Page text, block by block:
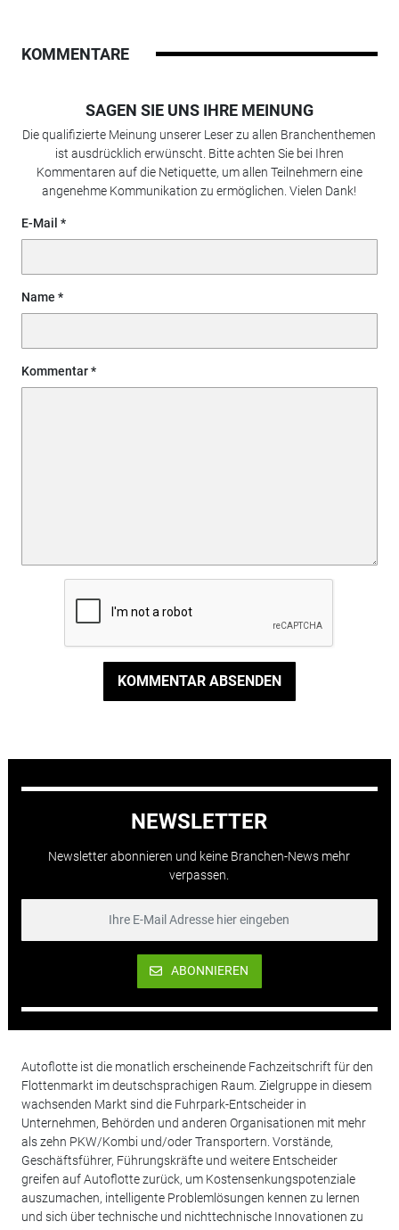
KOMMENTARE
SAGEN SIE UNS IHRE MEINUNG
Die qualifizierte Meinung unserer Leser zu allen Branchenthemen
ist ausdrücklich erwünscht. Bitte achten Sie bei Ihren
Kommentaren auf die Netiquette, um allen Teilnehmern eine
angenehme Kommunikation zu ermöglichen. Vielen Dank!
E-Mail
Name
Kommentar
KOMMENTAR ABSENDEN
NEWSLETTER
Newsletter abonnieren und keine Branchen-News mehr
verpassen.
ABONNIEREN
Autoflotte ist die monatlich erscheinende Fachzeitschrift für den
Flottenmarkt im deutschsprachigen Raum. Zielgruppe in diesem
wachsenden Markt sind die Fuhrpark-Entscheider in
Unternehmen, Behörden und anderen Organisationen mit mehr
als zehn PKW/Kombi und/oder Transportern. Vorstände,
Geschäftsführer, Führungskräfte und weitere Entscheider
greifen auf Autoflotte zurück, um Kostensenkungspotenziale
auszumachen, intelligente Problemlösungen kennen zu lernen
und sich über technische und nichttechnische Innovationen zu